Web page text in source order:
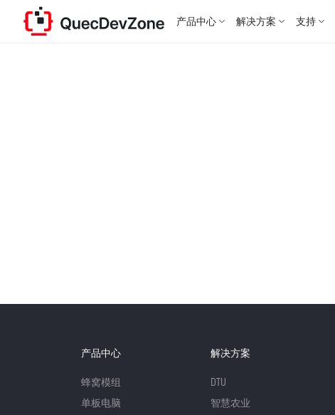
产品中心 解决方案 支持
产品中心
蜂窝模组
单板电脑
解决方案
DTU
智慧农业